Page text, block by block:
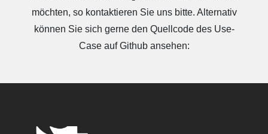
möchten, so kontaktieren Sie uns bitte. Alternativ
können Sie sich gerne den Quellcode des Use-
Case auf Github ansehen: